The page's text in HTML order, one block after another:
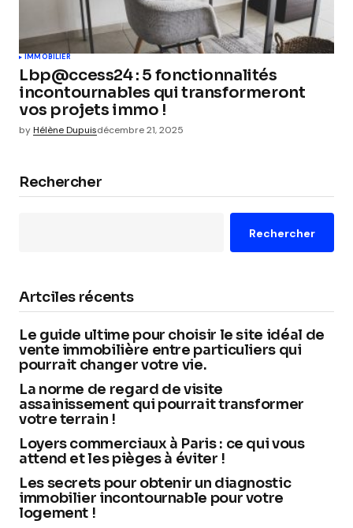
IMMOBILIER
Lbp@ccess24 : 5 fonctionnalités
incontournables qui transformeront
vos projets immo !
byHélène Dupuisdécembre 21, 2025
Rechercher
Rechercher
Artciles récents
Le guide ultime pour choisir le site idéal de
vente immobilière entre particuliers qui
pourrait changer votre vie.
La norme de regard de visite
assainissement qui pourrait transformer
votre terrain !
Loyers commerciaux à Paris : ce qui vous
attend et les pièges à éviter !
Les secrets pour obtenir un diagnostic
immobilier incontournable pour votre
logement !